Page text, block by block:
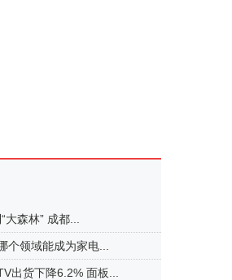
大森林” 成都...
个领域能成为家电...
出货下降6.2% 面板...